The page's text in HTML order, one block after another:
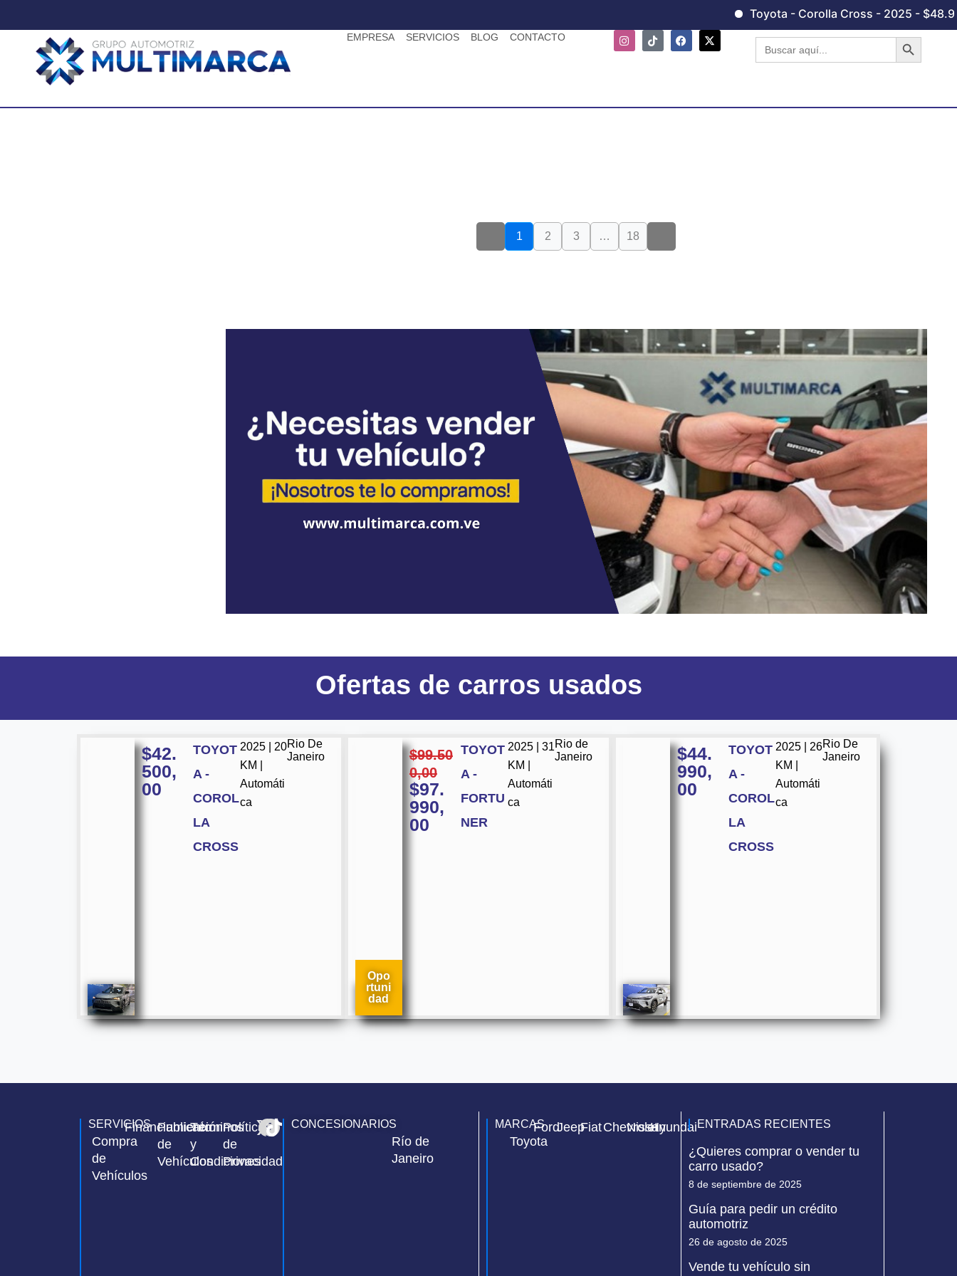
Toyota - Corolla Cross - 2025 -
EMPRESA SERVICIOS BLOG CONTACTO Buscar: Botón de
1 2 3 … 18
Ofertas de carros usados
$42.
500,
00
TOYOT
A -
COROL
LA
CROSS
2025 | 20
KM |
Automáti
ca
Rio De
Janeiro
Opo
rtuni
dad
$99.50
0,00
$97.
990,
00
TOYOT
A -
FORTU
NER
2025 | 31
KM |
Automáti
ca
Rio de
Janeiro
$44.
990,
00
TOYOT
A -
COROL
LA
CROSS
2025 | 26
KM |
Automáti
ca
Rio De
Janeiro
SERVICIOS
Compra
de
Vehículos
Financiamiento
Publicación
de
Vehículos
Términos
y
Condiciones
Política
de
Privacidad
CONCESIONARIOS
Río de
Janeiro
MARCAS
Toyota
FordJeepFiatChevrolet
NissanHyundaiENTRADAS RECIENTES
¿Quieres comprar o vender tu
carro usado?
8 de septiembre de 2025
Guía para pedir un crédito
automotriz
26 de agosto de 2025
Vende tu vehículo sin